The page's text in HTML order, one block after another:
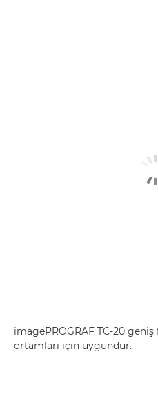
imagePROGRAF TC-20 geniş
ortamları için uygundur.